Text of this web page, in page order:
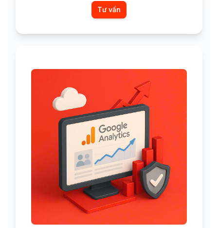
Tư vấn